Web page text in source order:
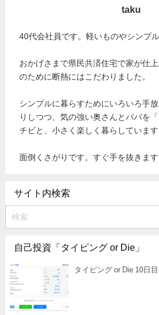
taku
40代会社員です。軽いものやシンプ
おかげさまで県民共済住宅で家が仕
のために断熱にはこだわりました。
シンプルに暮らすためにいろいろ手
りしつつ、気の強い奥さんとパパを
チビと、小さく楽しく暮らしています
面倒くさがりです。すぐ手を抜きます
サイト内検索
自己投資「タイピング or Die」
タイピング or Die 10日